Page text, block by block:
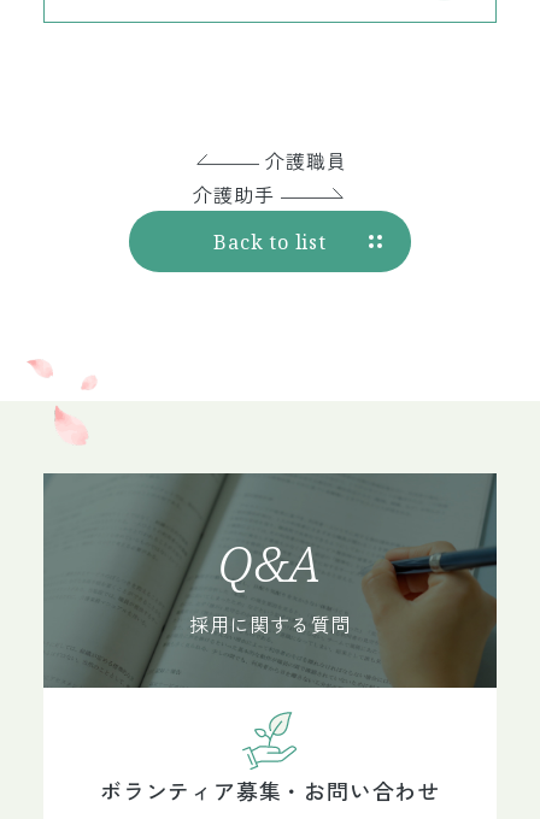
介護職員
Back to list
介護助手
Q&A
採用に関する質問
ボランティア募集・お問い合わせ